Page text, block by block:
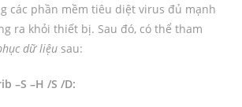
các phần mềm tiêu diệt virus đủ mạnh
ra khỏi thiết bị. Sau đó, có thể tham
dữ liệu sau:
–S –H /S /D: